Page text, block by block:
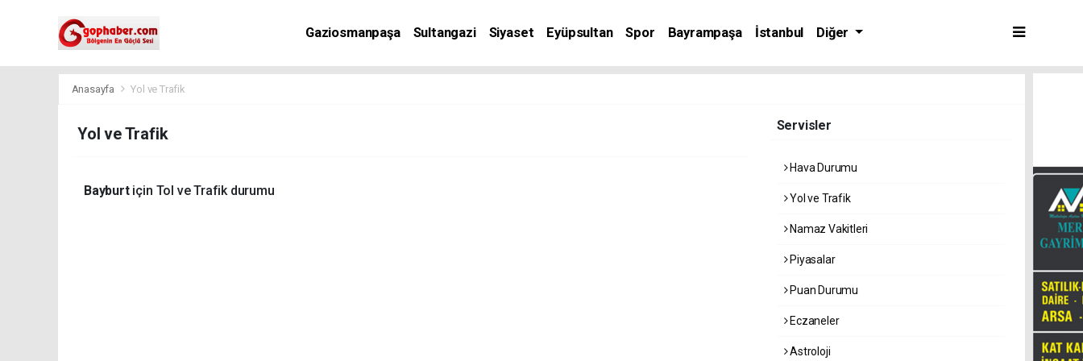
Gaziosmanpaşa Sultangazi Siyaset Eyüpsultan Spor Bayrampaşa İstanbul Diğer
Anasayfa Yol ve Trafik
Yol ve Trafik
Bayburt için Tol ve Trafik durumu
Servisler
Hava Durumu
Yol ve Trafik
Namaz Vakitleri
Piyasalar
Puan Durumu
Eczaneler
Astroloji